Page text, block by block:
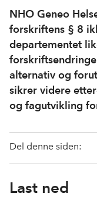
NHO Geneo
forskriftens § 8
departementet
alternativ og
sikrer videre
og fagutvikling
Del denne siden:
Last ned